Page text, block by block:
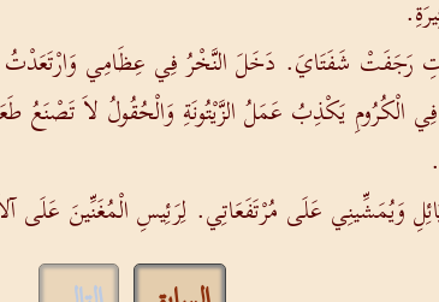
شَفَتَايَ. دَخَلَ النَّخْرُ فِي عِظَامِي وَارْتَعَدْتُ
الْكُرُومِ يَكْذِبُ عَمَلُ الزَّيْتُونَةِ وَالْحُقُولُ لاَ تَصْنَعُ
وَيُمَشِّينِي عَلَى مُرْتَفَعَاتِي. لِرَئِيسِ الْمُغَنِّينَ عَلَى